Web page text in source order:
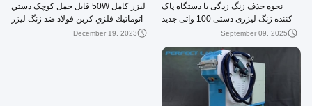
نحوه حذف زنگ زدگی با دستگاه پاک
کننده زنگ لیزری دستی 100 واتی جدید
September 09, 2025
ليزر کامل 50W قابل حمل کوچک دستي
اتوماتيك فلزي کربن فولاد ضد زنگ ليزر
December 19, 2023